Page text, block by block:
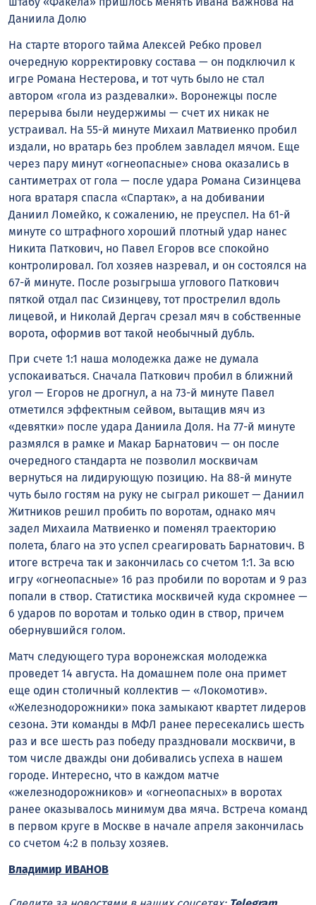
Даниила Долю
На старте второго тайма Алексей Ребко провел
очередную корректировку состава — он подключил к
игре Романа Нестерова, и тот чуть было не стал
автором «гола из раздевалки». Воронежцы после
перерыва были неудержимы — счет их никак не
устраивал. На 55-й минуте Михаил Матвиенко пробил
издали, но вратарь без проблем завладел мячом. Еще
через пару минут «огнеопасные» снова оказались в
сантиметрах от гола — после удара Романа Сизинцева
нога вратаря спасла «Спартак», а на добивании
Даниил Ломейко, к сожалению, не преуспел. На 61-й
минуте со штрафного хороший плотный удар нанес
Никита Паткович, но Павел Егоров все спокойно
контролировал. Гол хозяев назревал, и он состоялся на
67-й минуте. После розыгрыша углового Паткович
пяткой отдал пас Сизинцеву, тот прострелил вдоль
лицевой, и Николай Дергач срезал мяч в собственные
ворота, оформив вот такой необычный дубль.
При счете 1:1 наша молодежка даже не думала
успокаиваться. Сначала Паткович пробил в ближний
угол — Егоров не дрогнул, а на 73-й минуте Павел
отметился эффектным сейвом, вытащив мяч из
«девятки» после удара Даниила Доля. На 77-й минуте
размялся в рамке и Макар Барнатович — он после
очередного стандарта не позволил москвичам
вернуться на лидирующую позицию. На 88-й минуте
чуть было гостям на руку не сыграл рикошет — Даниил
Житников решил пробить по воротам, однако мяч
задел Михаила Матвиенко и поменял траекторию
полета, благо на это успел среагировать Барнатович. В
итоге встреча так и закончилась со счетом 1:1. За всю
игру «огнеопасные» 16 раз пробили по воротам и 9 раз
попали в створ. Статистика москвичей куда скромнее —
6 ударов по воротам и только один в створ, причем
обернувшийся голом.
Матч следующего тура воронежская молодежка
проведет 14 августа. На домашнем поле она примет
еще один столичный коллектив — «Локомотив».
«Железнодорожники» пока замыкают квартет лидеров
сезона. Эти команды в МФЛ ранее пересекались шесть
раз и все шесть раз победу праздновали москвичи, в
том числе дважды они добивались успеха в нашем
городе. Интересно, что в каждом матче
«железнодорожников» и «огнеопасных» в воротах
ранее оказывалось минимум два мяча. Встреча команд
в первом круге в Москве в начале апреля закончилась
со счетом 4:2 в пользу хозяев.
Владимир ИВАНОВ